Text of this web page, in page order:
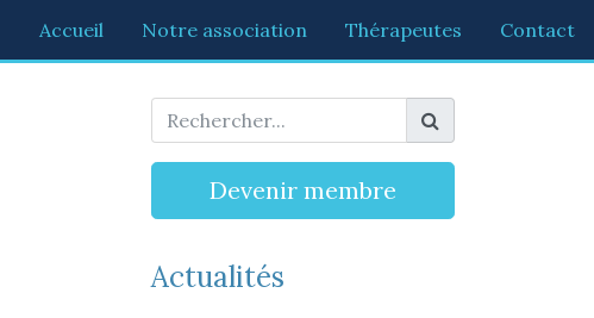
Accueil Notre association Thérapeutes Contact
Devenir membre
Actualités